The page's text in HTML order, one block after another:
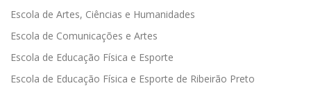
Escola de Artes, Ciências e Humanidades
Escola de Comunicações e Artes
Escola de Educação Física e Esporte
Escola de Educação Física e Esporte de Ribeirão Preto